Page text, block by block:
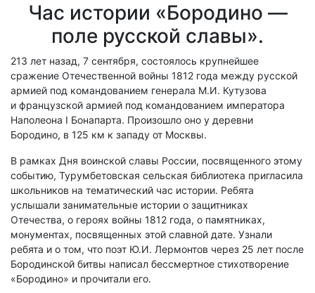
Час истории «Бородино —
поле русской славы».
213 лет назад, 7 сентября, состоялось крупнейшее
сражение Отечественной войны 1812 года между русской
армией под командованием генерала М.И. Кутузова
и французской армией под командованием императора
Наполеона I Бонапарта. Произошло оно у деревни
Бородино, в 125 км к западу от Москвы.
В рамках Дня воинской славы России, посвященного этому
событию, Турумбетовская сельская библиотека пригласила
школьников на тематический час истории. Ребята
услышали занимательные истории о защитниках
Отечества, о героях войны 1812 года, о памятниках,
монументах, посвященных этой славной дате. Узнали
ребята и о том, что поэт Ю.И. Лермонтов через 25 лет после
Бородинской битвы написал бессмертное стихотворение
«Бородино» и прочитали его.